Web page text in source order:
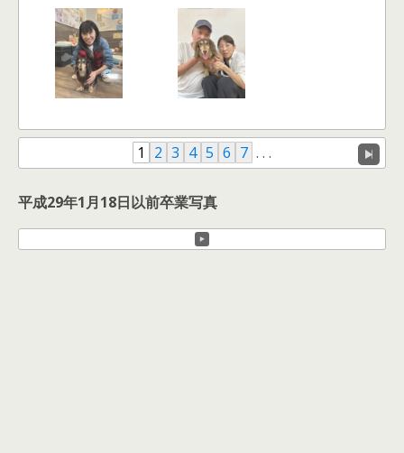
1 2 3 4 5 6 7 . . .
平成29年1月18日以前卒業写真